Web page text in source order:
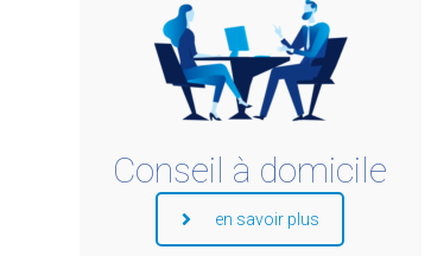
Conseil à domicile
en savoir plus